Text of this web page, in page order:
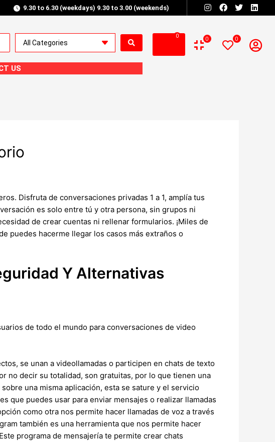
9.30 to 6.30 (weekdays) 9.30 to 3.00 (weekends)
US
0 0 0
Disfruta de conversaciones privadas 1 a 1, amplía tus
es solo entre tú y otra persona, sin grupos ni
de crear cuentas ni rellenar formularios. ¡Miles de
puedes hacerme llegar los casos más extraños o
Y Alternativas
de todo el mundo para conversaciones de video
se unan a videollamadas o participen en chats de texto
no decir su totalidad, son gratuitas, por lo que tienen una
una misma aplicación, esta se sature y el servicio
que puedes usar para enviar mensajes o realizar llamadas
como otra nos permite hacer llamadas de voz a través
también es una herramienta que nos permite hacer
programa de mensajería te permite crear chats